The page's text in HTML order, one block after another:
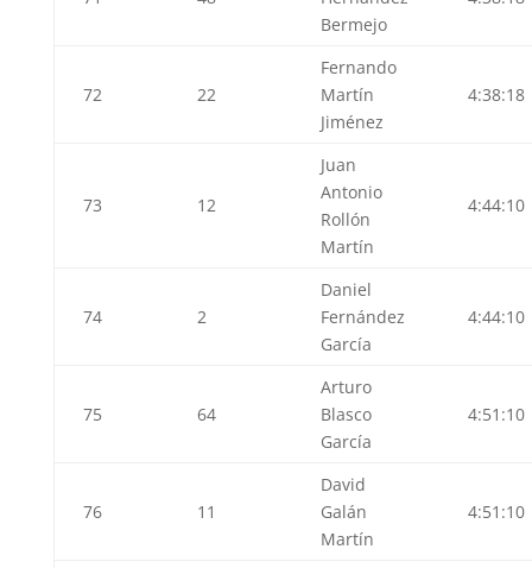
Bermejo
72 22
Fernando
Martín
Jiménez
4:38:18
73 12
Juan
Antonio
Rollón
Martín
4:44:10
74 2
Daniel
Fernández
García
4:44:10
75 64
Arturo
Blasco
García
4:51:10
76 11
David
Galán
Martín
4:51:10